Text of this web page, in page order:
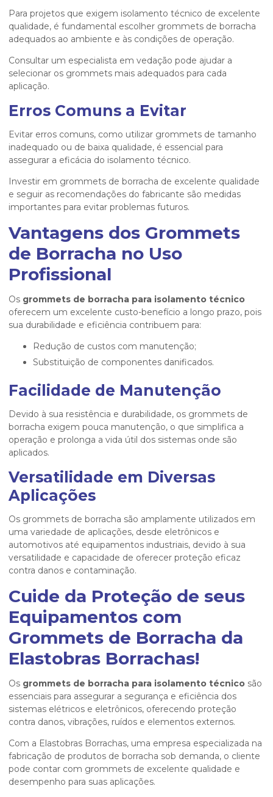
Para projetos que exigem isolamento técnico de excelente
qualidade, é fundamental escolher grommets de borracha
adequados ao ambiente e às condições de operação.
Consultar um especialista em vedação pode ajudar a
selecionar os grommets mais adequados para cada
aplicação.
Erros Comuns a Evitar
Evitar erros comuns, como utilizar grommets de tamanho
inadequado ou de baixa qualidade, é essencial para
assegurar a eficácia do isolamento técnico.
Investir em grommets de borracha de excelente qualidade
e seguir as recomendações do fabricante são medidas
importantes para evitar problemas futuros.
Vantagens dos Grommets
de Borracha no Uso
Profissional
Os grommets de borracha para isolamento técnico
oferecem um excelente custo-benefício a longo prazo, pois
sua durabilidade e eficiência contribuem para:
Redução de custos com manutenção;
Substituição de componentes danificados.
Facilidade de Manutenção
Devido à sua resistência e durabilidade, os grommets de
borracha exigem pouca manutenção, o que simplifica a
operação e prolonga a vida útil dos sistemas onde são
aplicados.
Versatilidade em Diversas
Aplicações
Os grommets de borracha são amplamente utilizados em
uma variedade de aplicações, desde eletrônicos e
automotivos até equipamentos industriais, devido à sua
versatilidade e capacidade de oferecer proteção eficaz
contra danos e contaminação.
Cuide da Proteção de seus
Equipamentos com
Grommets de Borracha da
Elastobras Borrachas!
Os grommets de borracha para isolamento técnico são
essenciais para assegurar a segurança e eficiência dos
sistemas elétricos e eletrônicos, oferecendo proteção
contra danos, vibrações, ruídos e elementos externos.
Com a Elastobras Borrachas, uma empresa especializada na
fabricação de produtos de borracha sob demanda, o cliente
pode contar com grommets de excelente qualidade e
desempenho para suas aplicações.